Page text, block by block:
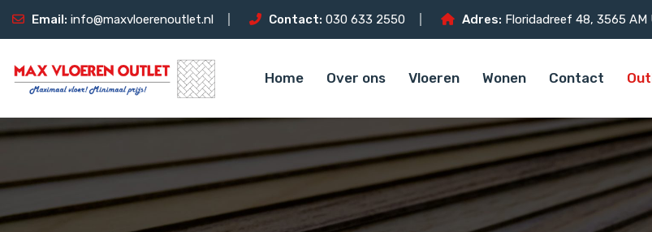
Email: info@maxvloerenoutlet.nl Contact: 030 633 2550 Adres: Floridadreef 48, 3565
Home Over ons Vloeren Wonen Contact